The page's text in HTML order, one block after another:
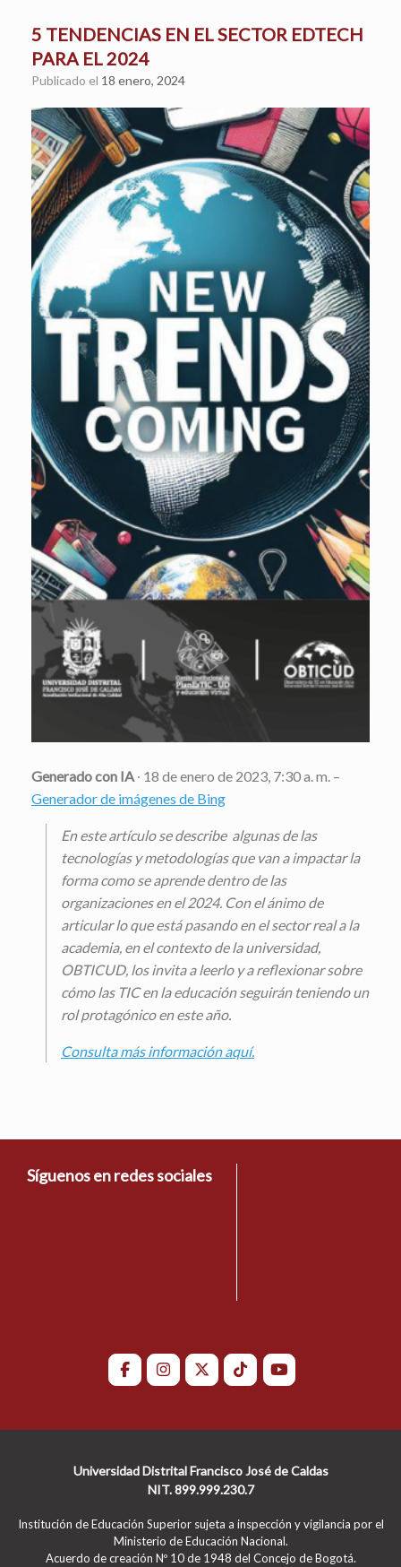
5 TENDENCIAS EN EL SECTOR EDTECH
PARA EL 2024
Publicado el 18 enero, 2024
Generado con IA ∙ 18 de enero de 2023, 7:30 a. m. –
Generador de imágenes de Bing
En este artículo se describe algunas de las
tecnologías y metodologías que van a impactar la
forma como se aprende dentro de las
organizaciones en el 2024. Con el ánimo de
articular lo que está pasando en el sector real a la
academia, en el contexto de la universidad,
OBTICUD, los invita a leerlo y a reflexionar sobre
cómo las TIC en la educación seguirán teniendo un
rol protagónico en este año.
Consulta más información aquí.
Síguenos en redes sociales
Universidad Distrital Francisco José de Caldas
NIT. 899.999.230.7
Institución de Educación Superior sujeta a inspección y vigilancia por el
Ministerio de Educación Nacional.
Acuerdo de creación Nº 10 de 1948 del Concejo de Bogotá.